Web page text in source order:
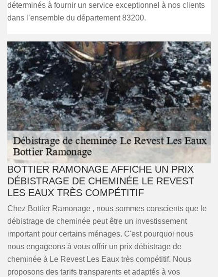
déterminés à fournir un service exceptionnel à nos clients
dans l’ensemble du département 83200.
BOTTIER RAMONAGE AFFICHE UN PRIX
DÉBISTRAGE DE CHEMINÉE LE REVEST
LES EAUX TRÈS COMPÉTITIF
Chez Bottier Ramonage , nous sommes conscients que le
débistrage de cheminée peut être un investissement
important pour certains ménages. C'est pourquoi nous
nous engageons à vous offrir un prix débistrage de
cheminée à Le Revest Les Eaux très compétitif. Nous
proposons des tarifs transparents et adaptés à vos